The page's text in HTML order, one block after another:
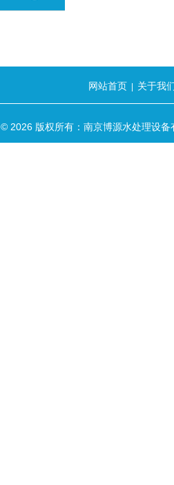
网站首页 关于我
© 2026 版权所有：南京博源水处理设